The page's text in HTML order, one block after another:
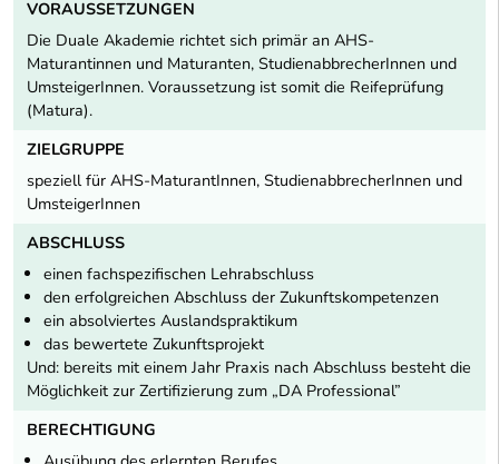
VORAUSSETZUNGEN
Die Duale Akademie richtet sich primär an AHS-
Maturantinnen und Maturanten, StudienabbrecherInnen und
UmsteigerInnen. Voraussetzung ist somit die Reifeprüfung
(Matura).
ZIELGRUPPE
speziell für AHS-MaturantInnen, StudienabbrecherInnen und
UmsteigerInnen
ABSCHLUSS
einen fachspezifischen Lehrabschluss
den erfolgreichen Abschluss der Zukunftskompetenzen
ein absolviertes Auslandspraktikum
das bewertete Zukunftsprojekt
Und: bereits mit einem Jahr Praxis nach Abschluss besteht die
Möglichkeit zur Zertifizierung zum „DA Professional”
BERECHTIGUNG